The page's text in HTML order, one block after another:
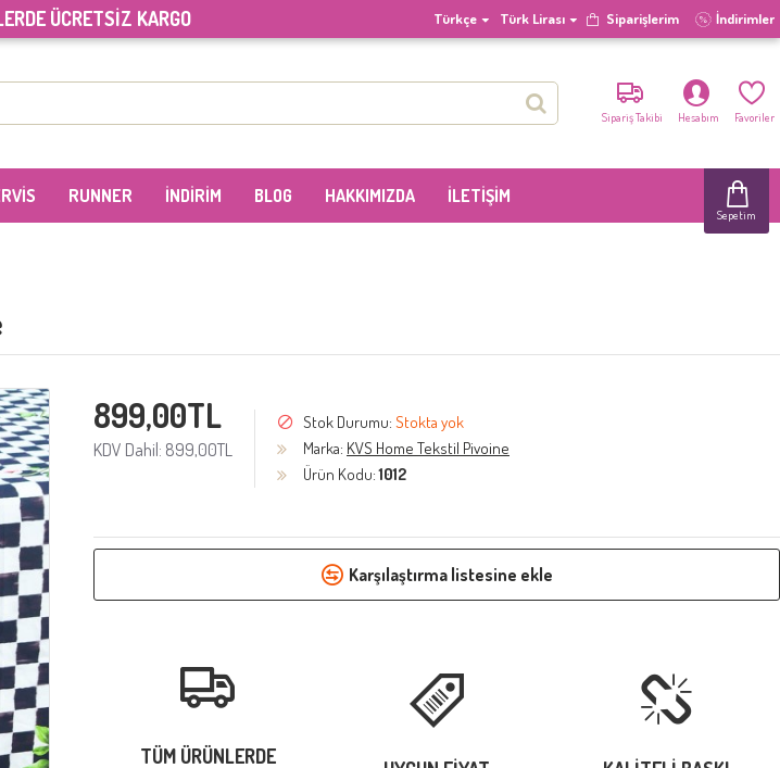
ÜCRETSİZ KARGO Türkçe Türk Lirası Siparişlerim İndirimler
Sipariş Takibi Hesabım Favoriler
RUNNER İNDİRİM BLOG HAKKIMIZDA İLETIŞIM
Sepetim
899,00TL
KDV Dahil: 899,00TL
Stok Durumu: Stokta yok
Marka: KVS Home Tekstil Pivoine
Ürün Kodu: 1012
Karşılaştırma listesine ekle
TÜM ÜRÜNLERDE